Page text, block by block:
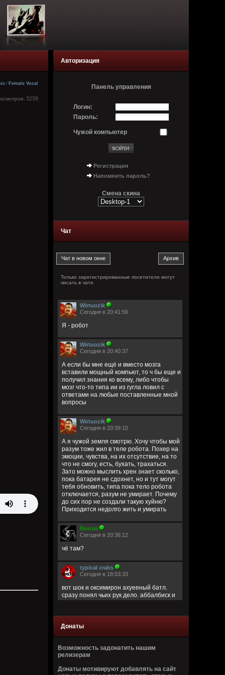
/ Female Vocal
3259
Авторизация
Панель управления
Логин:
Пароль:
Чужой компьютер
Регистрация
Напомнить пароль?
Смена скина
Чат
Только зарегистрированные посетители могут
писать в чате.
Wirtuozik
Сегодня в 20:41:56
Я - робот
Wirtuozik
Сегодня в 20:40:37
А если бы мне ещё и вместо мозга
вставили мощный компьют, то ч бы еще и
получил знания ко всему, либо чтобы
мозг что-то типа ии из гугла ловил с
ответами на любые поставленные мной
вопросы
Wirtuozik
Сегодня в 20:39:10
А я чужой земля смотрю. Хочу чтобы мой
разум тоже жил в теле робота. Похер на
эмоции, чувства, на их отсутствие, на то
что не смогу, есть, бухать, трахаться.
Зато можно мыслить хрен знает сколько,
пока батарея не сдохнет, но и тут могут
тебя обновить, типа пока тело робота
отключается, разум не умирает. Почему
до сих пор не создали такую хуйню?
Приходится недолго жить и умирать
Bestial
Сегодня в 20:36:12
чё там?
typical crabs
Сегодня в 18:03:33
вот шок и оксимирон ахуееный батл.
сразу понял чьих рук дело. аббалбиск и
Сегодня в 18:00:43
Сегодня в 17:59:12
Донаты
Возможность задонатить нашим
релизерам
Донаты мотивируют добавлять на сайт